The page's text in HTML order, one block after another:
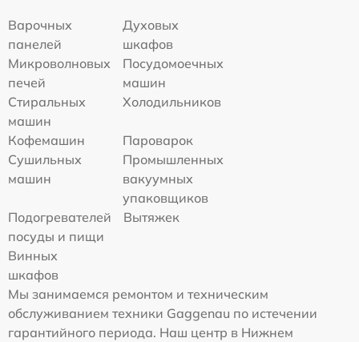
Варочных
панелей
Духовых
шкафов
Микроволновых
печей
Посудомоечных
машин
Стиральных
машин
Холодильников
Кофемашин
Пароварок
Сушильных
машин
Промышленных
вакуумных
упаковщиков
Подогревателей
посуды и пищи
Вытяжек
Винных
шкафов
Мы занимаемся ремонтом и техническим
обслуживанием техники Gaggenau по истечении
гарантийного периода. Наш центр в Нижнем